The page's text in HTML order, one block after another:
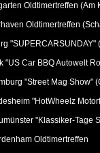
Oldtimertreffen (Am
Oldtimertreffen
"US Car BBQ Autowelt
"Street Mag Show"
"HotWheelz
"Klassiker-Tage
Oldtimertreffen